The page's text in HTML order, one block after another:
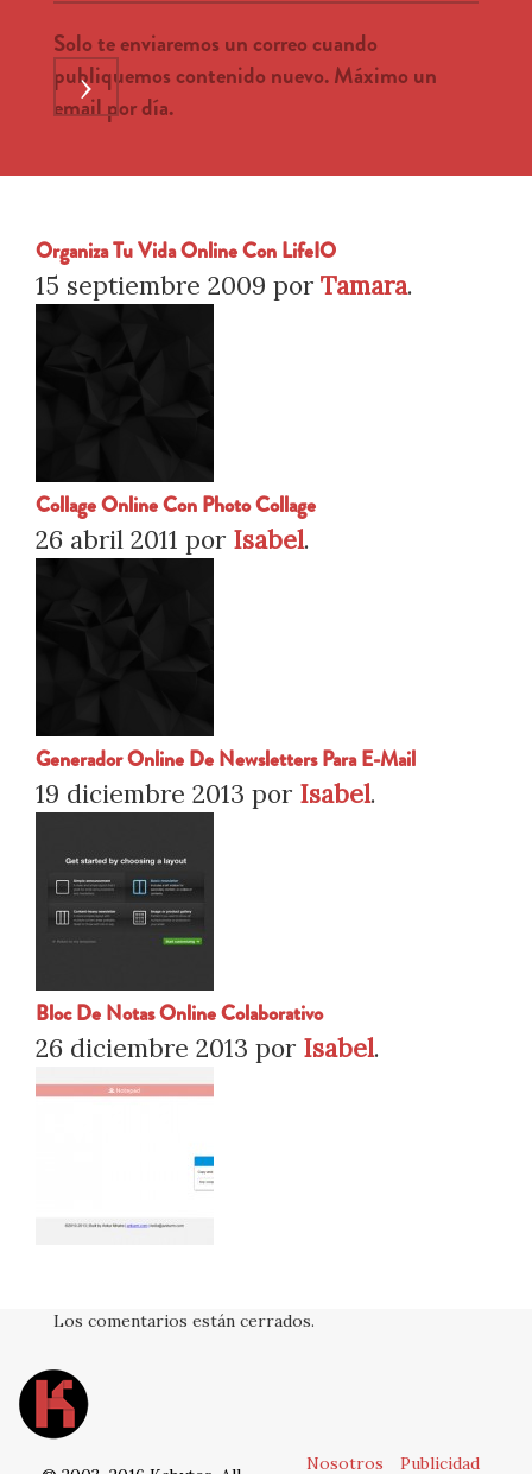
Solo te enviaremos un correo cuando
publiquemos contenido nuevo. Máximo un
email por día.
›
Organiza Tu Vida Online Con LifeIO
15 septiembre 2009 por Tamara.
Collage Online Con Photo Collage
26 abril 2011 por Isabel.
Generador Online De Newsletters Para E-Mail
19 diciembre 2013 por Isabel.
Bloc De Notas Online Colaborativo
26 diciembre 2013 por Isabel.
Los comentarios están cerrados.
Nosotros Publicidad